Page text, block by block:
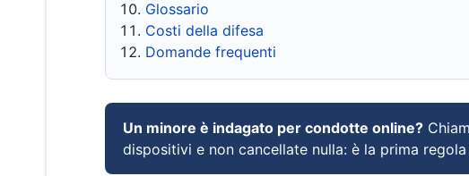
Glossario
Costi della difesa
Domande frequenti
Un minore è indagato per condotte online?
dispositivi e non cancellate nulla: è la prima